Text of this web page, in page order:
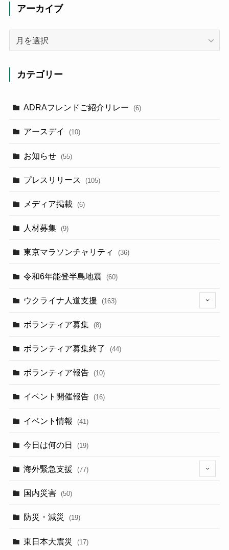
アーカイブ
カテゴリー
ADRAフレンドご紹介リレー (6)
アースデイ (10)
お知らせ (55)
プレスリリース (105)
メディア掲載 (6)
人材募集 (9)
東京マラソンチャリティ (36)
令和6年能登半島地震 (60)
ウクライナ人道支援 (163)
ボランティア募集 (8)
ボランティア募集終了 (44)
ボランティア報告 (10)
イベント開催報告 (16)
イベント情報 (41)
今日は何の日 (19)
海外緊急支援 (77)
国内災害 (50)
防災・減災 (19)
東日本大震災 (17)